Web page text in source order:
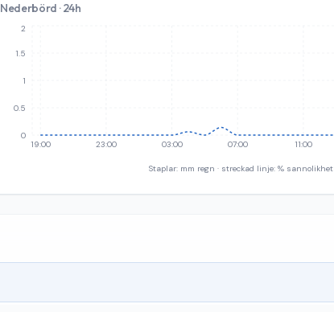
Nederbörd · 24h
19:00 23:00 03:00 07:00 11:00
0
0.5
1
1.5
2
Staplar: mm regn · streckad linje: % sannolikhet